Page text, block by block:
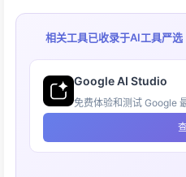
相关工具已收录于AI工具严选
Google AI Studio
免费体验和测试 Google